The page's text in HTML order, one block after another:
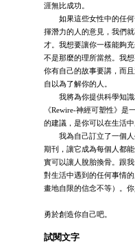
涯無比成功。
如果這些女性中的任何
揮潛力的人的意見，我們
才。我想要讓你一樣能夠
不是那麼的理所當然。我
你有自己的故事要講，而
自以為了解你的人。
我將為你提供科學知識
《Rewire-神經可塑性》是
的建議，是你可以在生活中
我為自己訂立了一個人
期刊，讓它成為每個人都
實可以讓人脫胎換骨。跟
對生活中遇到的任何事情
畫地自限的信念不等）。
勇於創造你自己吧。
試閱文字